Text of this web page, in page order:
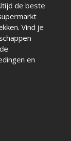
de beste
Vind je
en